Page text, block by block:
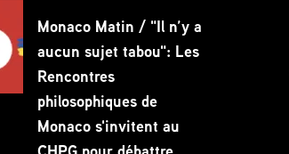
Monaco Matin / "Il n’y a
aucun sujet tabou": Les
Rencontres
philosophiques de
Monaco s'invitent au